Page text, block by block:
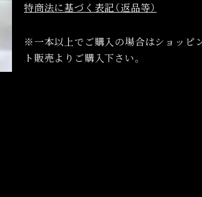
特商法に基づく表記（返品等）
※一本以上でご購入の場合はショッピ
ト販売よりご購入下さい。